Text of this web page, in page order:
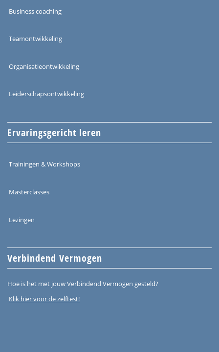
Business coaching
Teamontwikkeling
Organisatieontwikkeling
Leiderschapsontwikkeling
Ervaringsgericht leren
Trainingen & Workshops
Masterclasses
Lezingen
Verbindend Vermogen
Hoe is het met jouw Verbindend Vermogen gesteld?
Klik hier voor de zelftest!